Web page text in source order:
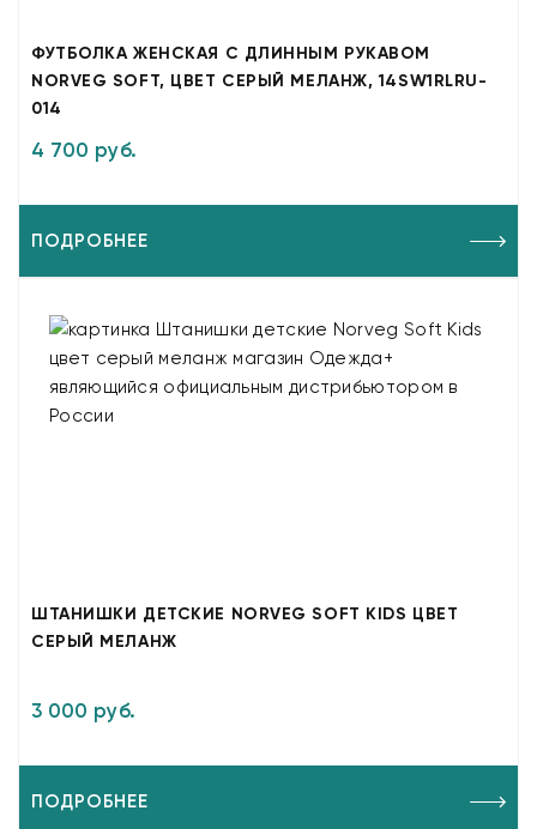
ФУТБОЛКА ЖЕНСКАЯ С ДЛИННЫМ РУКАВОМ
NORVEG SOFT, ЦВЕТ СЕРЫЙ МЕЛАНЖ, 14SW1RLRU-
014
4 700 руб.
ПОДРОБНЕЕ
ШТАНИШКИ ДЕТСКИЕ NORVEG SOFT KIDS ЦВЕТ
СЕРЫЙ МЕЛАНЖ
3 000 руб.
ПОДРОБНЕЕ